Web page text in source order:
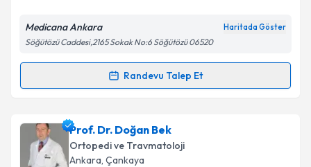
Kişisel verilerimin işlenmesine ilişkin
Metni'ni okudum ve kişisel verilerimin belirtilen
Takvim Talebini Gönder
Medicana Ankara Haritada Göster
Söğütözü Caddesi,2165 Sokak No:6 Söğütözü 06520
Randevu Talep Et
Randevu Takvimi Talebi
Op. Dr. Umut Bektaşiçin randevu takvimi talebi
oluşturun. Size bu uzmandan randevu almanız için bir
takvim hazırlandığında e-posta ile bilgilendireceğiz.
Prof. Dr. Doğan Bek
Ortopedi ve Travmatoloji
Ankara, Çankaya